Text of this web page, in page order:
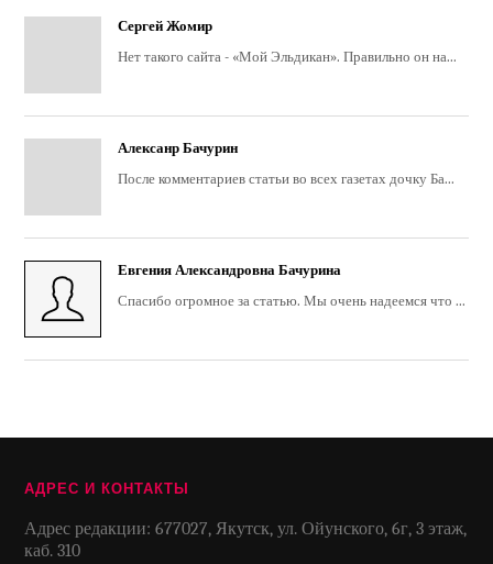
Сергей Жомир
Нет такого сайта - «Мой Эльдикан». Правильно он на...
Алексанр Бачурин
После комментариев статьи во всех газетах дочку Ба...
Евгения Александровна Бачурина
Спасибо огромное за статью. Мы очень надеемся что ...
АДРЕС И КОНТАКТЫ
Адрес редакции: 677027, Якутск, ул. Ойунского, 6г, 3 этаж,
каб. 310